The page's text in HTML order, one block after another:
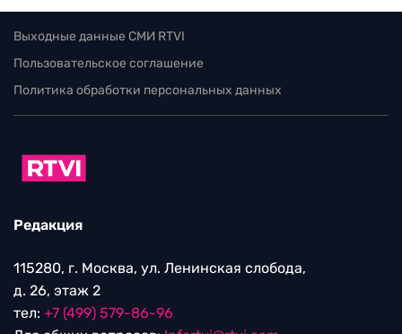
Выходные данные СМИ RTVI
Пользовательское соглашение
Политика обработки персональных данных
Редакция
115280, г. Москва, ул. Ленинская слобода,
д. 26, этаж 2
тел: +7 (499) 579-86-96